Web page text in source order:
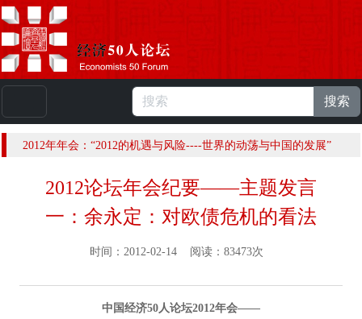
人 |English
搜索
2012年年会：“2012的机遇与风险----世界的动荡与中国的发展”
2012论坛年会纪要——主题发言
一：余永定：对欧债危机的看法
时间：2012-02-14 阅读：83473次
中国经济50人论坛2012年会——